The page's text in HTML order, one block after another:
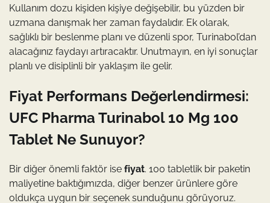
Kullanım dozu kişiden kişiye değişebilir, bu yüzden bir
uzmana danışmak her zaman faydalıdır. Ek olarak,
sağlıklı bir beslenme planı ve düzenli spor, Turinabol’dan
alacağınız faydayı artıracaktır. Unutmayın, en iyi sonuçlar
planlı ve disiplinli bir yaklaşım ile gelir.
Fiyat Performans Değerlendirmesi:
UFC Pharma Turinabol 10 Mg 100
Tablet Ne Sunuyor?
Bir diğer önemli faktör ise fiyat. 100 tabletlik bir paketin
maliyetine baktığımızda, diğer benzer ürünlere göre
oldukça uygun bir seçenek sunduğunu görüyoruz.